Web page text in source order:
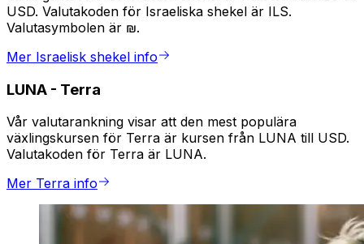
USD. Valutakoden för Israeliska shekel är ILS.
Valutasymbolen är ₪.
Mer Israelisk shekel info
LUNA - Terra
Vår valutarankning visar att den mest populära
växlingskursen för Terra är kursen från LUNA till USD.
Valutakoden för Terra är LUNA.
Mer Terra info